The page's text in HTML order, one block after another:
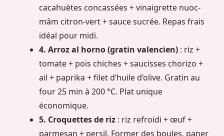
cacahuètes concassées + vinaigrette nuoc-
mâm citron-vert + sauce sucrée. Repas frais
idéal pour midi.
4. Arroz al horno (gratin valencien) : riz +
tomate + pois chiches + saucisses chorizo +
ail + paprika + filet d’huile d’olive. Gratin au
four 25 min à 200 °C. Plat unique
économique.
5. Croquettes de riz : riz refroidi + œuf +
parmesan + persil. Former des boules, paner